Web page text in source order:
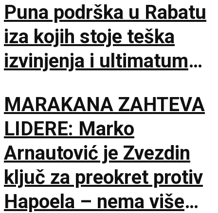
Puna podrška u Rabatu
iza kojih stoje teška
izvinjenja i ultimatum
MARAKANA ZAHTEVA
LIDERE: Marko
Arnautović je Zvezdin
ključ za preokret protiv
Hapoela – nema više